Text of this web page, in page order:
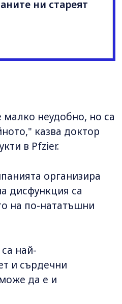
ни стареят
неудобно, но са
казва доктор
в Pfzier.
организира
дисфункция са
на по-нататъшни
най-
и сърдечни
да е и